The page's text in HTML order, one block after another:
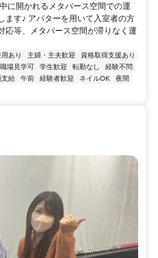
に開かれるメタバース空間での運
ます♪ アバターを用いて入室者の方
応等、メタバース空間が滞りなく運
あり 主婦・主夫歓迎
資格取得支援あり
職場見学可 学生歓迎 転勤なし
経験不問
支給 午前 経験者歓迎 ネイルOK
夜間